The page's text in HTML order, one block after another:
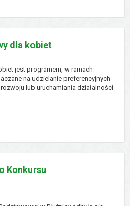
dla kobiet
jest programem, w ramach
na udzielanie preferencyjnych
lub uruchamiania działalności
Konkursu